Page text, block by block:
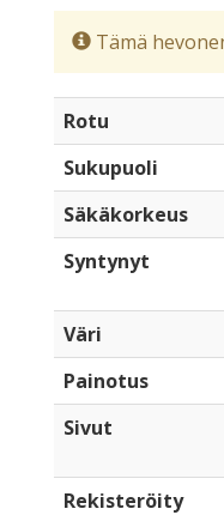
Tämä
Rotu
Sukupuoli
Säkäkorkeus
Syntynyt
Väri
Painotus
Sivut
Rekisteröity